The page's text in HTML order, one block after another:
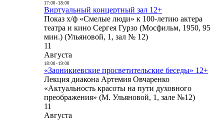
17:00- 18:00
Виртуальный концертный зал 12+
Показ х/ф «Смелые люди» к 100-летию актера
театра и кино Сергея Гурзо (Мосфильм, 1950, 95
мин.) (Ульяновой, 1, зал № 12)
11
Августа
18:00- 19:00
«Заоникиевские просветительские беседы» 12+
Лекция диакона Артемия Овчаренко
«Актуальность красоты на пути духовного
преображения» (М. Ульяновой, 1, зале №12)
11
Августа